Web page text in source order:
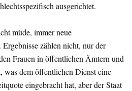
ausgerichtet.
müde, immer neue
zählen nicht, nur der
Frauen in öffentlichen Ämtern und
was dem öffentlichen Dienst eine
eingebracht hat, aber der Staat